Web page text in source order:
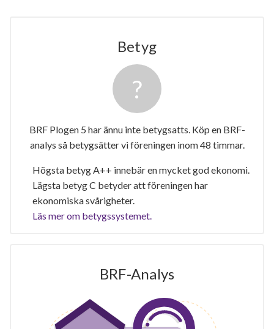
Betyg
BRF Plogen 5 har ännu inte betygsatts. Köp en BRF-
analys så betygsätter vi föreningen inom 48 timmar.
Högsta betyg A++ innebär en mycket god ekonomi.
Lägsta betyg C betyder att föreningen har
ekonomiska svårigheter.
Läs mer om betygssystemet.
BRF-Analys